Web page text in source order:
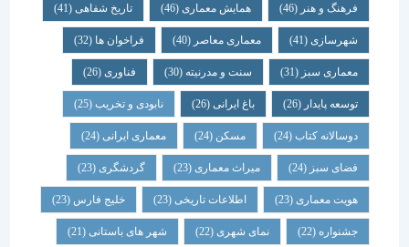
فرهنگ و هنر(46) همایش معماری (46) تاریخ شفاهی (41)
شهرسازی(41) معماری معاصر(40) فراخوان ها(32)
معماری سبز(31) سنت و مدرنیته(30) فناوری (26)
توسعه پایدار(26) باغ ایرانی(26) نابودی و تخریب(25)
دوسالانه کتاب(24) مسکن (24) معماری ایرانی(24)
فضای سبز(24) میراث معماری (23) گردشگری (23)
هویت معماری (23) اطلاعات تاریخی(23) خلیج فارس(23)
جشنواره(22) نمای شهری(22) شهر های باستانی (21)